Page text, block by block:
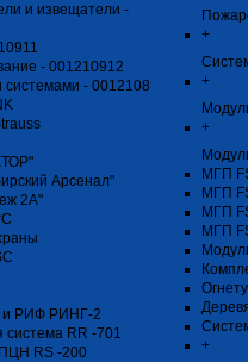
и извещатели -
- 001210912
- 0012108
Арсенал"
2А"
и РИФ РИНГ-2
система RR -701
RS -200
+
+
+
МГП
МГП
МГП
МГП
+